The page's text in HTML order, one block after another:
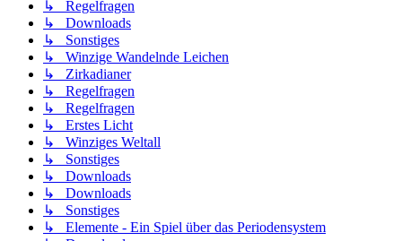
↳ Regelfragen
↳ Downloads
↳ Sonstiges
↳ Winzige Wandelnde Leichen
↳ Zirkadianer
↳ Regelfragen
↳ Regelfragen
↳ Erstes Licht
↳ Winziges Weltall
↳ Sonstiges
↳ Downloads
↳ Downloads
↳ Sonstiges
↳ Elemente - Ein Spiel über das Periodensystem